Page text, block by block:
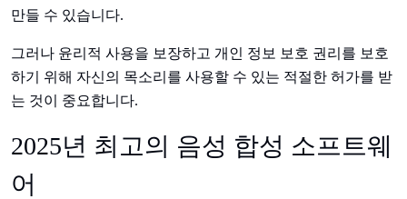
만들 수 있습니다.
그러나 윤리적 사용을 보장하고 개인 정보 보호 권리를 보호
하기 위해 자신의 목소리를 사용할 수 있는 적절한 허가를 받
는 것이 중요합니다.
2025년 최고의 음성 합성 소프트웨
어